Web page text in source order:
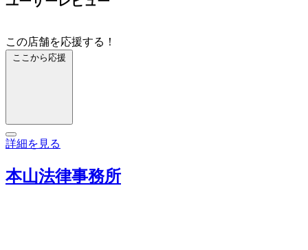
この店舗を応援する！
ここから応援
詳細を見る
本山法律事務所